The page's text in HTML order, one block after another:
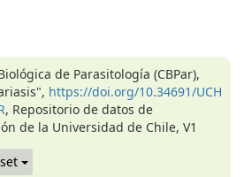
de Parasitología (CBPar),
https://doi.org/10.34691/UCH
, Repositorio de datos de
de la Universidad de Chile, V1